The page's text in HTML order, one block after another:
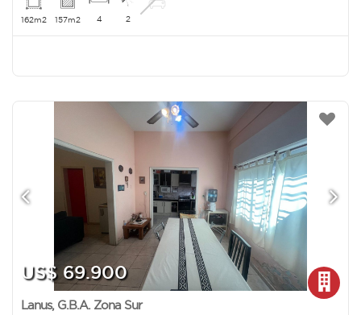
162m2 157m2 4 2
US$ 69.900
Lanus, G.B.A. Zona Sur